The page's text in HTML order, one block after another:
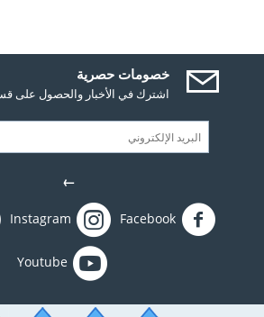
خصومات حصرية
اشترك في الأخبار والحصول على
←
Facebook
Instagram
Youtube